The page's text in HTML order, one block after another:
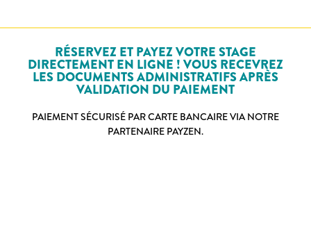
RÉSERVEZ ET PAYEZ VOTRE STAGE
DIRECTEMENT EN LIGNE ! VOUS RECEVREZ
LES DOCUMENTS ADMINISTRATIFS APRÈS
VALIDATION DU PAIEMENT
PAIEMENT SÉCURISÉ PAR CARTE BANCAIRE VIA NOTRE
PARTENAIRE PAYZEN.